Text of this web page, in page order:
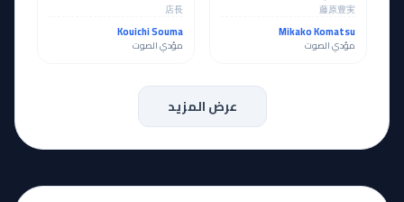
藤原豊実
Mikako Komatsu
مؤدي الصوت
店長
Kouichi Souma
مؤدي الصوت
عرض المزيد